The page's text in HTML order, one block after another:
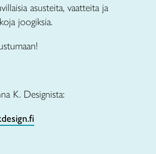
asusteita, vaatteita ja
joogiksia.
K. Designista: